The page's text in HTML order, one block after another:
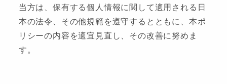
当方は、保有する個人情報に関して適用される日
本の法令、その他規範を遵守するとともに、本ポ
リシーの内容を適宜見直し、その改善に努めま
す。